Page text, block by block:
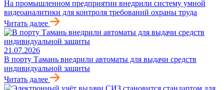
На промышленном предприятии внедрили систему умной
видеоаналитики для контроля требований охраны труда
Читать далее
21.07.2026
В порту Тамань внедрили автоматы для выдачи средств
индивидуальной защиты
Читать далее